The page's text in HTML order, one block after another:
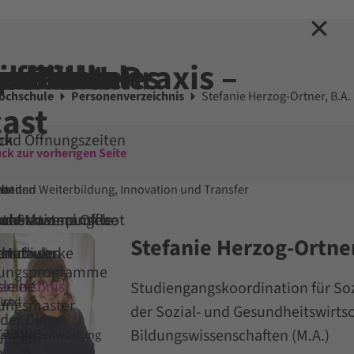
Masterangebot
und Weiterbildung, Innovation und Transfer
Office
vor
Verantwortung
Schwerpunkte
EVHN
Öffnungszeiten
Info
Dinge
für die Praxis –
Personenverzeichnis Stefanie Herzog-Ortner, B.A.
zur vorherigen Seite
Stefanie Herzog-
Studiengangskoordination für
der Sozial- und
Bildungswissenschaften (M.A.)